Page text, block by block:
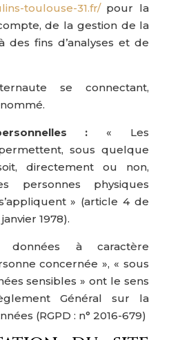
toulouse-31.fr/pour la
de la gestion de la
des fins d’analyses et de
se connectant,
: « Les
sous quelque
directement ou non,
personnes physiques
» (article 4 de
1978).
à caractère
concernée », « sous
sensibles » ont le sens
Général sur la
(RGPD : n° 2016-679)